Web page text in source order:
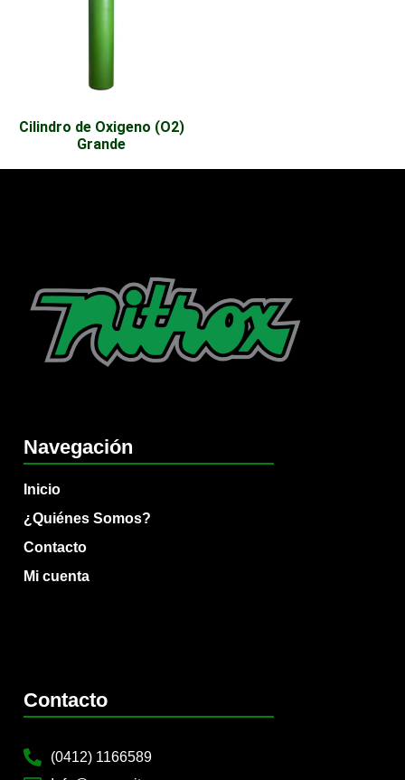
Cilindro de Oxigeno (O2)
Grande
Navegación
Inicio
¿Quiénes Somos?
Contacto
Mi cuenta
Contacto
(0412) 1166589